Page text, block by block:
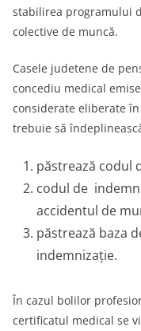
stabilirea programului
colective de muncă.
Casele judetene de
concediu medical
considerate eliberate
trebuie să
păstrează codul
codul de
accidentul de
păstrează baza
indemnizație.
În cazul bolilor
certificatul medical se